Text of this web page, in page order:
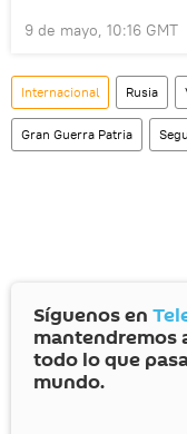
9 de mayo, 10:16 GMT
Internacional Rusia
Gran Guerra Patria
Síguenos en
mantendremos
todo lo que
mundo.